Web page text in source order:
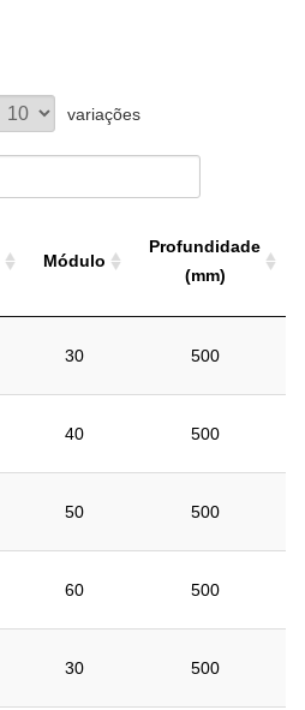
variações
Módulo
Profundidade
(mm)
(mm)
30 500
40 500
50 500
60 500
30 500